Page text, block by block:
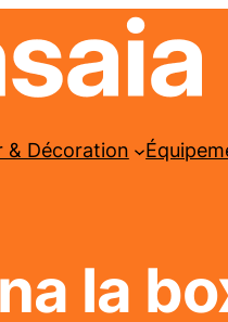
& Décoration
la